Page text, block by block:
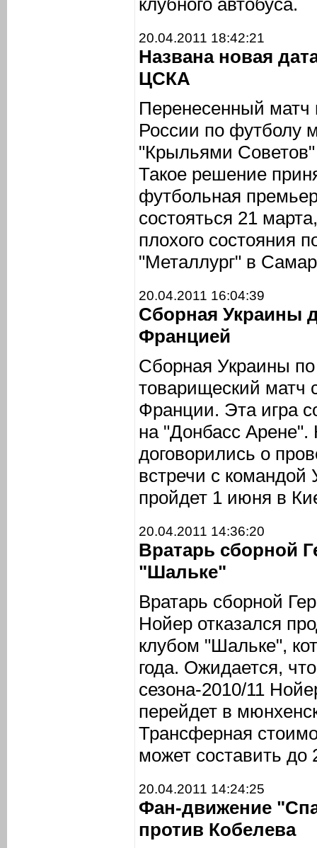
клубного автобуса.
20.04.2011 18:42:21
Названа новая
ЦСКА
Перенесенный матч
России по футболу
"Крыльями
Такое решение
футбольная
состояться 21
плохого состояния
"Металлург" в
20.04.2011 16:04:39
Сборная Украины
Францией
Сборная Украины
товарищеский матч
Франции. Эта игра
на "Донбасс Арене".
договорились о
встречи с командой
пройдет 1 июня в
20.04.2011 14:36:20
Вратарь сборной
"Шальке"
Вратарь сборной
Нойер отказался
клубом "Шальке",
года. Ожидается,
сезона-2010/11
перейдет в
Трансферная
может составить
20.04.2011 14:24:25
Фан-движение
против Кобелева